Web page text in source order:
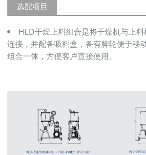
选配项目
HLD干燥上料组合是将干燥机与上
连接，并配备吸料盒，备有脚轮便于移
组合一体，方便客户直接使用。